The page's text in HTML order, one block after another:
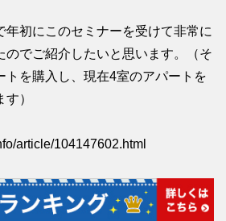
年初にこのセミナーを受けて非常に
のでご紹介したいと思います。（そ
トを購入し、現在4室のアパートを
）
article/104147602.html